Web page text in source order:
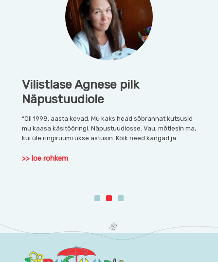
Vilistlase Agnese pilk
Näpustuudiole
“Oli 1998. aasta kevad. Mu kaks head sõbrannat kutsusid
mu kaasa käsitööringi. Näpustuudiosse. Vau, mõtlesin ma,
kui üle ringiruumi ukse astusin. Kõik need kangad ja
>> loe rohkem